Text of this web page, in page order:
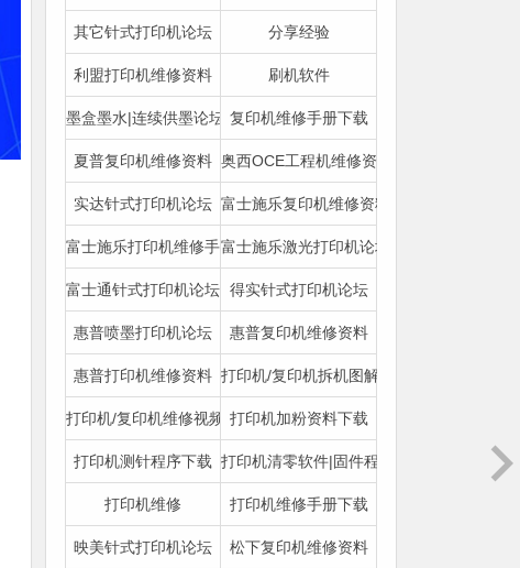
其它针式打印机论坛 分享经验
利盟打印机维修资料 刷机软件
墨盒墨水|连续供墨论坛 复印机维修手册下载
夏普复印机维修资料 奥西OCE工程机维修资料
实达针式打印机论坛 富士施乐复印机维修资料
富士施乐打印机维修手册富士施乐激光打印机论坛
富士通针式打印机论坛 得实针式打印机论坛
惠普喷墨打印机论坛 惠普复印机维修资料
惠普打印机维修资料 打印机/复印机拆机图解下载
打印机/复印机维修视频|图文教程打印机加粉资料下载
打印机测针程序下载 打印机清零软件|固件程序下载
打印机维修 打印机维修手册下载
映美针式打印机论坛 松下复印机维修资料